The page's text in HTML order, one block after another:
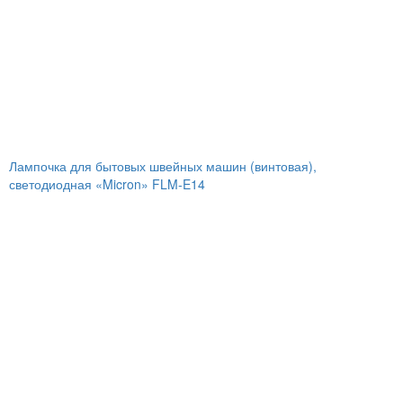
Лампочка для бытовых швейных машин (винтовая),
светодиодная «Micron» FLM-E14